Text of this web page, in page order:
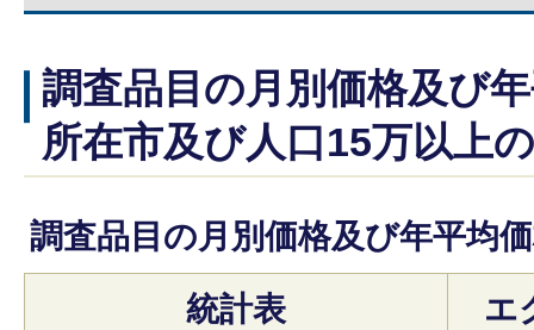
調査品目の月別価格及び
所在市及び人口15万以上
調査品目の月別価格及び年平均
統計表
エ